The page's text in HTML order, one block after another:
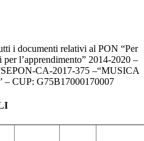
i documenti relativi al PON “Per
l’apprendimento” 2014-2020 –
CA-2017-375 –“MUSICA
CUP: G75B17000170007